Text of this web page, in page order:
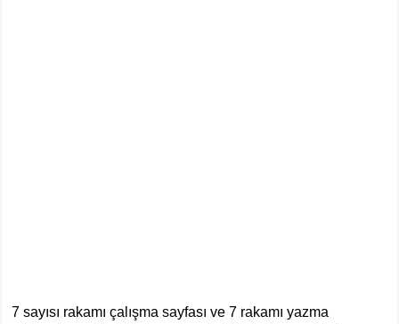
7 sayısı rakamı çalışma sayfası ve 7 rakamı yazma